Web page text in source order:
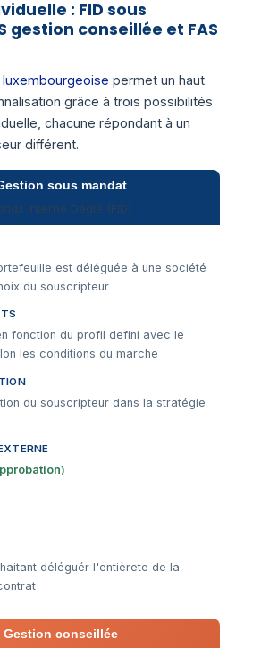
: FID sous
gestion conseillée et FAS
permet un haut
grâce à trois possibilités
chacune répondant à un
différent.
sous mandat
Interne Dédié (FID)
est déléguée à une société
du souscripteur
fonction du profil defini avec le
les conditions du marche
du souscripteur dans la stratégie
déléguér l'entièrete de la
Gestion conseillée